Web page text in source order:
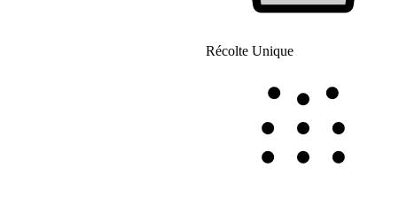
Récolte Unique